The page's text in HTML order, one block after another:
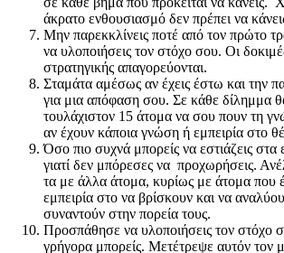
άκρατο ενθουσιασμό δεν πρέπει να
Μην παρεκκλίνεις ποτέ από τον πρώτο
να υλοποιήσεις τον στόχο σου. Οι
στρατηγικής απαγορεύονται.
Σταμάτα αμέσως αν έχεις έστω και την
για μια απόφαση σου. Σε κάθε δίλημμα
τουλάχιστον 15 άτομα να σου πουν τη
αν έχουν κάποια γνώση ή εμπειρία στο
Όσο πιο συχνά μπορείς να εστιάζεις στα
γιατί δεν μπόρεσες να προχωρήσεις.
τα με άλλα άτομα, κυρίως με άτομα που
εμπειρία στο να βρίσκουν και να
συναντούν στην πορεία τους.
Προσπάθησε να υλοποιήσεις τον στόχο
γρήγορα μπορείς. Μετέτρεψε αυτόν τον